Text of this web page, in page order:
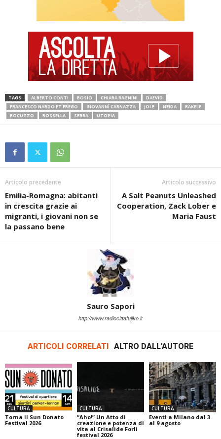
TAGS ALBERTO CONTI BOSIO CHIARA RAGNINI
DAEVID
FRANCESCO NARDO FT FREGO
GIOVANNÌ CARNAZZA JOLE NEIDA
RAKELE
ROCUZZO
ROSSELLA SEBBA UTOPIA
Articolo precedente
Emilia-Romagna: abitanti
in crescita grazie ai
migranti, i giovani non se
la passano bene
Articolo successivo
A Salt Peanuts Unleashed
Cooperation, Zack Lober e
Maria Faust
Sauro Sapori
http://www.radiocittafujiko.it
ARTICOLI CORRELATI ALTRO DALL'AUTORE
CULTURA
Torna il Sun Donato
Festival 2026
CULTURA
“Aho!” Un Atto di
creazione e potenza di
vita al Crisalide Forlì
festival 2026
CULTURA
Eventi a Milano dal 3
al 9 agosto